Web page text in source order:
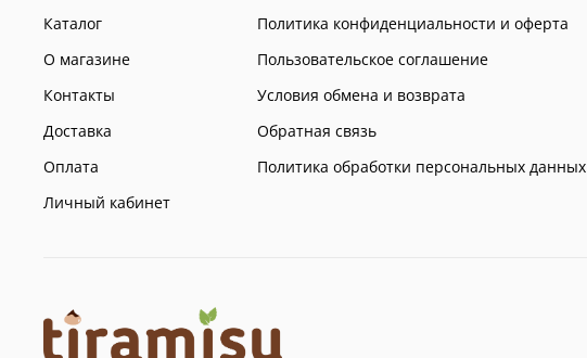
Каталог
О магазине
Контакты
Доставка
Оплата
Личный кабинет
Политика конфиденциальности и оферта
Пользовательское соглашение
Условия обмена и возврата
Обратная связь
Политика обработки персональных данных